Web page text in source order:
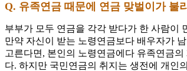
Q. 유족연금 때문에 연금 맞벌이가 불
부부가 모두 연금을 각각 받다가 한 사람이
만약 자신이 받는 노령연금보다 배우자가
고른다면, 본인의 노령연금에다 유족연금
다. 하지만 국민연금의 취지는 생전에 개인